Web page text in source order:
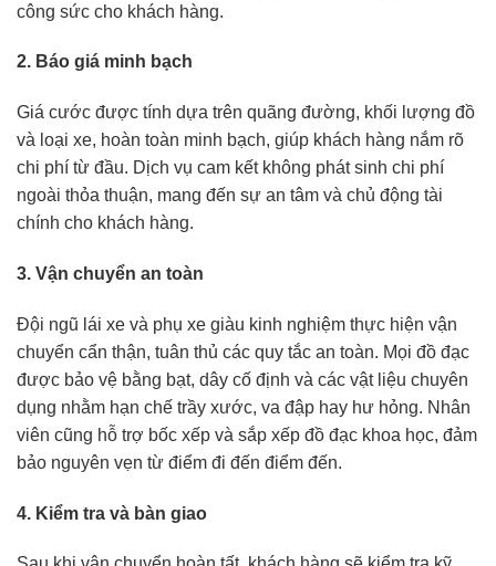
công sức cho khách hàng.
2. Báo giá minh bạch
Giá cước được tính dựa trên quãng đường, khối lượng đồ
và loại xe, hoàn toàn minh bạch, giúp khách hàng nắm rõ
chi phí từ đầu. Dịch vụ cam kết không phát sinh chi phí
ngoài thỏa thuận, mang đến sự an tâm và chủ động tài
chính cho khách hàng.
3. Vận chuyển an toàn
Đội ngũ lái xe và phụ xe giàu kinh nghiệm thực hiện vận
chuyển cẩn thận, tuân thủ các quy tắc an toàn. Mọi đồ đạc
được bảo vệ bằng bạt, dây cố định và các vật liệu chuyên
dụng nhằm hạn chế trầy xước, va đập hay hư hỏng. Nhân
viên cũng hỗ trợ bốc xếp và sắp xếp đồ đạc khoa học, đảm
bảo nguyên vẹn từ điểm đi đến điểm đến.
4. Kiểm tra và bàn giao